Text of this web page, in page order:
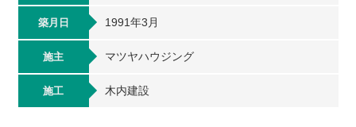
築月日 1991年3月
施主 マツヤハウジング
施工 木内建設